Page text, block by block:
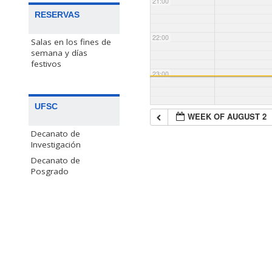
RESERVAS
Salas en los fines de
semana y días
festivos
UFSC
Decanato de
Investigación
Decanato de
Posgrado
22:00
23:00
WEEK OF AUGUST 2